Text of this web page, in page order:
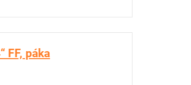
FF, páka